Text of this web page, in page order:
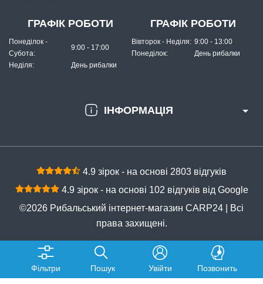
Фільтри Пошук Увійти Позвонить
ІНФОРМАЦІЯ
ГРАФІК РОБОТИ
Понеділок -
Субота:
9:00 - 17:00
Неділя: День рибалки
ГРАФІК РОБОТИ
Вівторок - Неділя: 9:00 - 13:00
Понеділок:
День рибалки
4.9 зірок - на основі 2803 відгуків
4.9 зірок - на основі 102 відгуків від Google
©2026 Рибальський інтернет-магазин CARP24 | Всі
права захищені.